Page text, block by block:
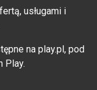
usługami i
na play.pl, pod
Play.